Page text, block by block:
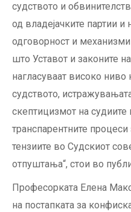
судството и
од владејачките партии и
одговорност и механизми
што Уставот и законите
нагласуваат високо ниво
судството,
скептицизмот на судиите
транспарентните
тензиите во Судскиот
отпуштања“, стои во
Професорката Елена
на постапката за